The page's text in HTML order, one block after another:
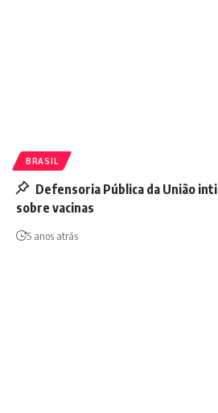
BRASIL
Defensoria Pública da União
sobre vacinas
5 anos atrás